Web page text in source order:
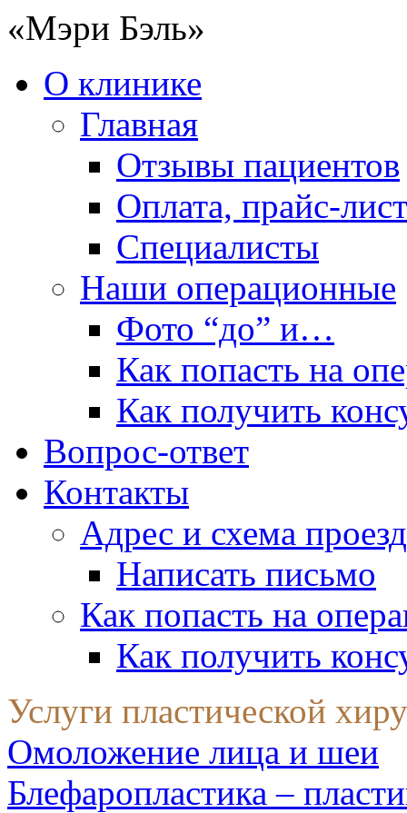
«Мэри Бэль»
О клинике
Главная
Отзывы пациентов
Оплата, прайс-лист
Специалисты
Наши операционные
Фото “до” и…
Как попасть на
Как получить
Вопрос-ответ
Контакты
Адрес и схема
Написать письмо
Как попасть на
Как получить
Услуги пластической
Омоложение лица и шеи
Блефаропластика –